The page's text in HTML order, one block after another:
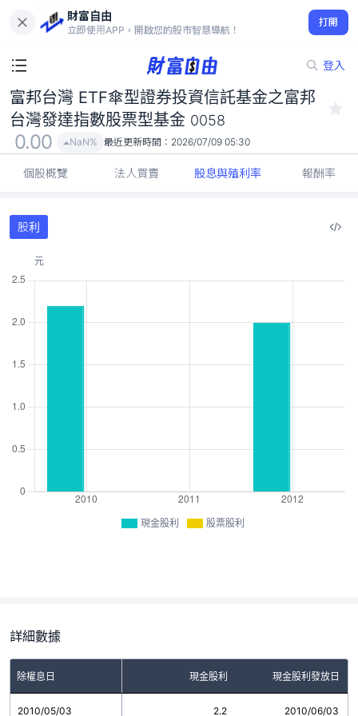
財富自由
立即使用APP，開啟您的股市智慧導航！
打開
登入
富邦台灣 ETF傘型證券投資信託基金之富邦台灣發達指數股票型基
金 0058
0.00
NaN%
富邦台灣 ETF傘型證券投資信託基金之富邦
台灣發達指數股票型基金 0058
0.00 NaN% 最近更新時間： 2026/07/09 05:30
個股概覽 法人買賣 股息與殖利率 報酬率
股利
現金股利 股票股利
詳細數據
除權息日 現金股利 現金股利發放日
2010/05/03 2.2 2010/06/03